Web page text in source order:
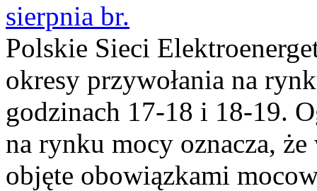
sierpnia br.
Polskie Sieci
okresy przywołania na
godzinach 17-18 i 18-19.
na rynku mocy oznacza,
objęte obowiązkami